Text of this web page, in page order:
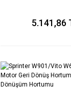
5.141,86